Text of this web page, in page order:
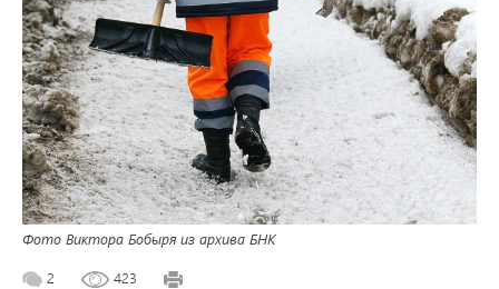
Фото Виктора Бобыря из архива БНК
2 423